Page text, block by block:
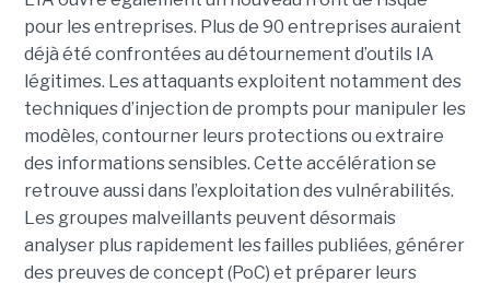
pour les entreprises. Plus de 90 entreprises auraient
déjà été confrontées au détournement d’outils IA
légitimes. Les attaquants exploitent notamment des
techniques d’injection de prompts pour manipuler les
modèles, contourner leurs protections ou extraire
des informations sensibles. Cette accélération se
retrouve aussi dans l’exploitation des vulnérabilités.
Les groupes malveillants peuvent désormais
analyser plus rapidement les failles publiées, générer
des preuves de concept (PoC) et préparer leurs